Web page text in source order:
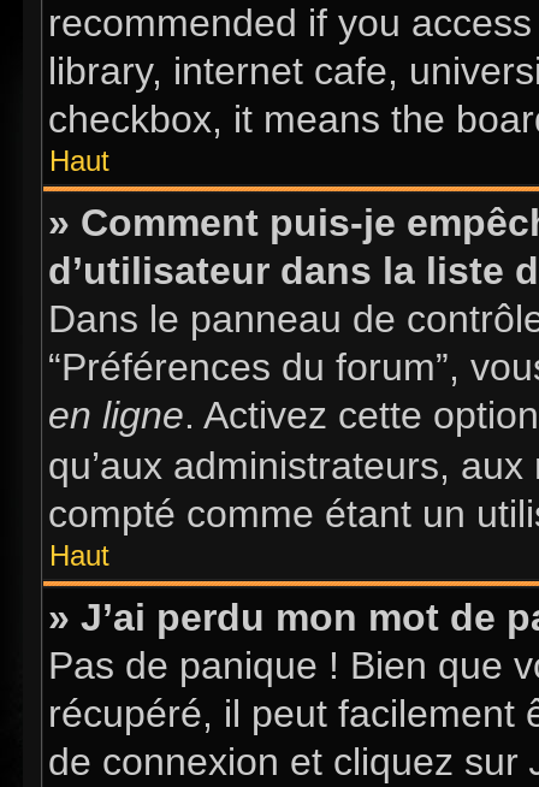
recommended if you
library, internet cafe,
checkbox, it means the
Haut
» Comment puis-je
d’utilisateur dans la liste
Dans le panneau de
“Préférences du forum”,
en ligne. Activez cette
qu’aux administrateurs,
compté comme étant un
Haut
» J’ai perdu mon mot de
Pas de panique ! Bien que
récupéré, il peut facilement
de connexion et cliquez sur